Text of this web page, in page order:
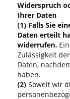
Widerspruch
Ihrer Daten
(1) Falls Sie
Daten erteilt
widerrufen.
Zulässigkeit
Daten,
haben.
(2) Soweit wir